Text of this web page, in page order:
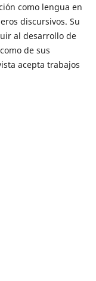
como lengua en
discursivos. Su
al desarrollo de
de sus
acepta trabajos